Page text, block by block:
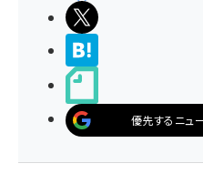
優先するニュ